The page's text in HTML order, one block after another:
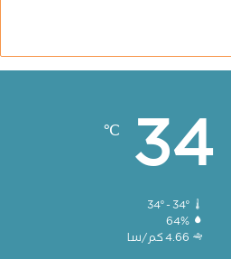
34
℃
34º - 34º
64%
4.66 كم/سا